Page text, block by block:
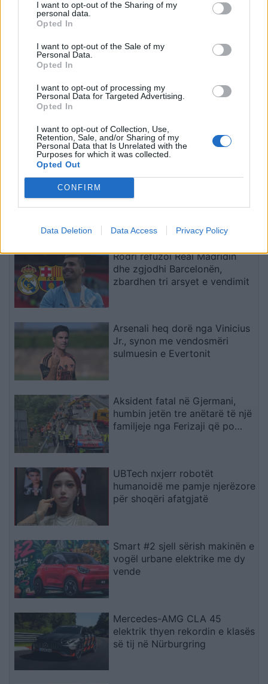
I want to opt-out of the Sharing of my
personal data.
Opted In
I want to opt-out of the Sale of my
Personal Data.
Opted In
I want to opt-out of processing my
Personal Data for Targeted Advertising.
Opted In
I want to opt-out of Collection, Use,
Retention, Sale, and/or Sharing of my
Personal Data that Is Unrelated with the
Purposes for which it was collected.
Opted Out
CONFIRM
Data Deletion Data Access Privacy Policy
vapë ekstreme,
termometri arrin 42.2
Gjermani, rreth 25 të
Trump favorizon JD
Vance si pasues të
mundshëm për zgjedhjet
2028, sipas “The
Të paktën 38 të vrarë dhe
Jemenit
të fundit
Rodri refuzoi Real Madridin
dhe zgjodhi Barcelonën,
zbardhen tri arsyet e vendimit
Arsenali heq dorë nga Vinicius
Jr., synon me vendosmëri
sulmuesin e Evertonit
Aksident fatal në Gjermani,
humbin jetën tre anëtarë të një
familjeje nga Ferizaji që po
UBTech nxjerr robotët
humanoidë me pamje njerëzore
për shoqëri afatgjatë
Smart #2 sjell sërish makinën e
vogël urbane elektrike me dy
vende
Mercedes-AMG CLA 45
elektrik thyen rekordin e klasës
së tij në Nürburgring